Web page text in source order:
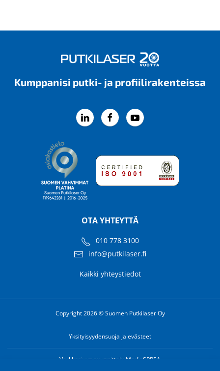
Kumppanisi putki- ja profiili­rakenteissa
OTA YHTEYTTÄ
010 778 3100
info@putkilaser.fi
Kaikki yhteystiedot
Copyright 2026 © Suomen Putkilaser Oy
Yksityisyydensuoja ja evästeet
Verkkosivun suunnittelu MediaSPREA